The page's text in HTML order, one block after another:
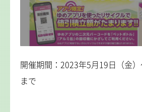
開催期間：2023年5月19日（金）
まで